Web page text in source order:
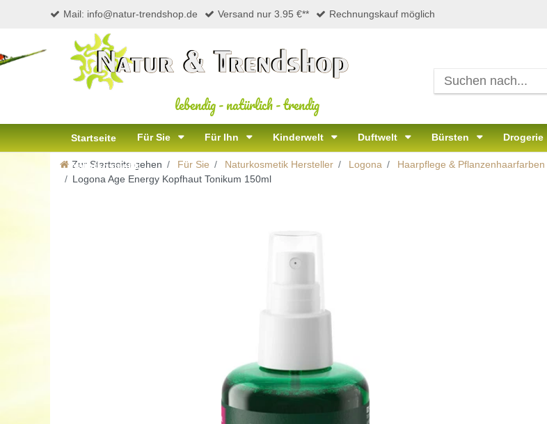
Mail: info@natur-trendshop.de Versand nur 3.95 €** Rechnungskauf möglich
lebendig-natürlich-trendig
Startseite Für Sie Für Ihn Kinderwelt Duftwelt Bürsten Drogerie
Naturkosmetik
Zur Startseite gehen Für Sie Naturkosmetik Hersteller Logona Haarpflege & Pflanzenhaarfarben
Logona Age Energy Kopfhaut Tonikum 150ml